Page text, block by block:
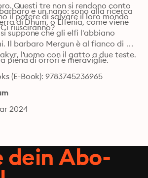
Questi tre non si rendono conto
il potere di salvare il loro mondo
riusciranno?
e un nano: sono alla ricerca
di Dhum, o Elfénia, come viene
suppone che gli elfi l'abbiano
Il barbaro Mergun è al fianco di
l'uomo con il gatto a due teste.
piena di orrori e meraviglie.
(E-Book): 9783745236965
2024
dein Abo-